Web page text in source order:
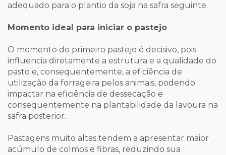
adequado para o plantio da soja na safra seguinte.
Momento ideal para iniciar o pastejo
O momento do primeiro pastejo é decisivo, pois
influencia diretamente a estrutura e a qualidade do
pasto e, consequentemente, a eficiência de
utilização da forrageira pelos animais, podendo
impactar na eficiência de dessecação e
consequentemente na plantabilidade da lavoura na
safra posterior.
Pastagens muito altas tendem a apresentar maior
acúmulo de colmos e fibras, reduzindo sua